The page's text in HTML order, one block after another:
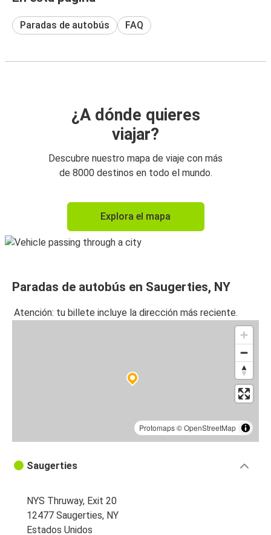
Paradas de autobús FAQ
¿A dónde quieres
viajar?
Descubre nuestro mapa de viaje con más
de 8000 destinos en todo el mundo.
Explora el mapa
Paradas de autobús en Saugerties, NY
Atención: tu billete incluye la dirección más reciente.
Protomaps©OpenStreetMap
Saugerties
NYS Thruway, Exit 20
12477 Saugerties, NY
Estados Unidos